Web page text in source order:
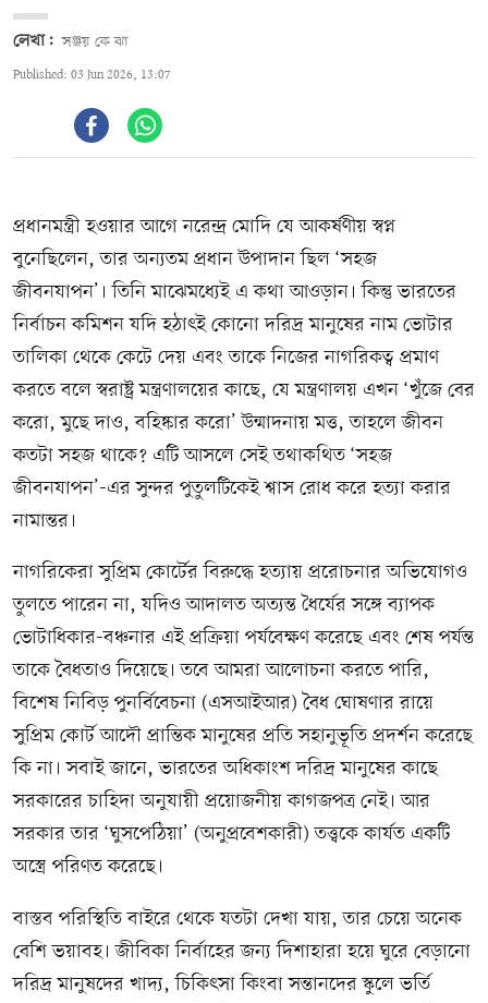
লেখা: সঞ্জয় কে ঝা
Published: 03 Jun 2026, 13:07
প্রধানমন্ত্রী হওয়ার আগে নরেন্দ্র মোদি যে আকর্ষণীয় স্বপ্ন
বুনেছিলেন, তার অন্যতম প্রধান উপাদান ছিল ‘সহজ
জীবনযাপন’। তিনি মাঝেমধ্যেই এ কথা আওড়ান। কিন্তু ভারতের
নির্বাচন কমিশন যদি হঠাৎই কোনো দরিদ্র মানুষের নাম ভোটার
তালিকা থেকে কেটে দেয় এবং তাকে নিজের নাগরিকত্ব প্রমাণ
করতে বলে স্বরাষ্ট্র মন্ত্রণালয়ের কাছে, যে মন্ত্রণালয় এখন ‘খুঁজে বের
করো, মুছে দাও, বহিষ্কার করো’ উন্মাদনায় মত্ত, তাহলে জীবন
কতটা সহজ থাকে? এটি আসলে সেই তথাকথিত ‘সহজ
জীবনযাপন’-এর সুন্দর পুতুলটিকেই শ্বাস রোধ করে হত্যা করার
নামান্তর।
নাগরিকেরা সুপ্রিম কোর্টের বিরুদ্ধে হত্যায় প্ররোচনার অভিযোগও
তুলতে পারেন না, যদিও আদালত অত্যন্ত ধৈর্যের সঙ্গে ব্যাপক
ভোটাধিকার-বঞ্চনার এই প্রক্রিয়া পর্যবেক্ষণ করেছে এবং শেষ পর্যন্ত
তাকে বৈধতাও দিয়েছে। তবে আমরা আলোচনা করতে পারি,
বিশেষ নিবিড় পুনর্বিবেচনা (এসআইআর) বৈধ ঘোষণার রায়ে
সুপ্রিম কোর্ট আদৌ প্রান্তিক মানুষের প্রতি সহানুভূতি প্রদর্শন করেছে
কি না। সবাই জানে, ভারতের অধিকাংশ দরিদ্র মানুষের কাছে
সরকারের চাহিদা অনুযায়ী প্রয়োজনীয় কাগজপত্র নেই। আর
সরকার তার ‘ঘুসপেঠিয়া’ (অনুপ্রবেশকারী) তত্ত্বকে কার্যত একটি
অস্ত্রে পরিণত করেছে।
বাস্তব পরিস্থিতি বাইরে থেকে যতটা দেখা যায়, তার চেয়ে অনেক
বেশি ভয়াবহ। জীবিকা নির্বাহের জন্য দিশাহারা হয়ে ঘুরে বেড়ানো
দরিদ্র মানুষদের খাদ্য, চিকিৎসা কিংবা সন্তানদের স্কুলে ভর্তি